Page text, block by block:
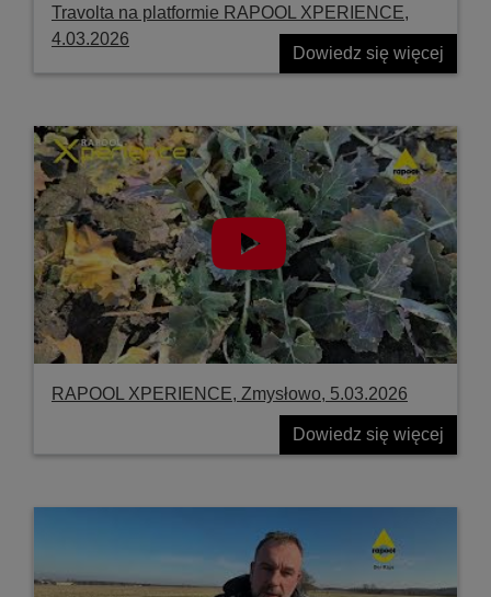
Travolta na platformie RAPOOL XPERIENCE,
4.03.2026
Dowiedz się więcej
RAPOOL XPERIENCE, Zmysłowo, 5.03.2026
Dowiedz się więcej